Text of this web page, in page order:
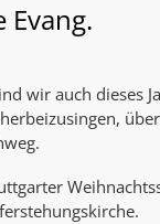
Evang.
wir auch dieses